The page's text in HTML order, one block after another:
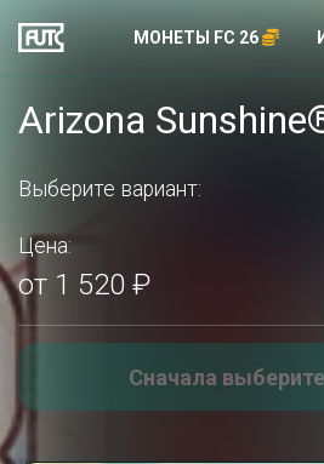
МОНЕТЫ FC 26
Arizona
Выберите вариант:
Цена:
от 1 520 ₽
Сначала